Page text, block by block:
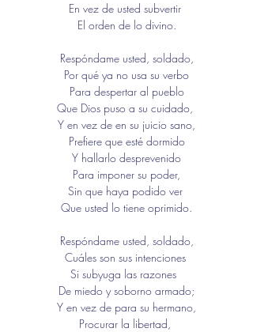
En vez de usted subvertir
El orden de lo divino.
Respóndame usted, soldado,
Por qué ya no usa su verbo
Para despertar al pueblo
Que Dios puso a su cuidado,
Y en vez de en su juicio sano,
Prefiere que esté dormido
Y hallarlo desprevenido
Para imponer su poder,
Sin que haya podido ver
Que usted lo tiene oprimido.
Respóndame usted, soldado,
Cuáles son sus intenciones
Si subyuga las razones
De miedo y soborno armado;
Y en vez de para su hermano,
Procurar la libertad,